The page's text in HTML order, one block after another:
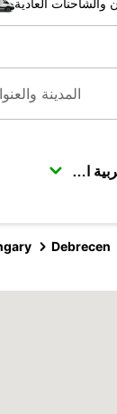
والشاحنات العادية
Debrecen